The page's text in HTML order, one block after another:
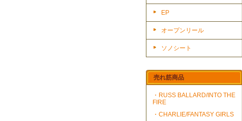
EP
オープンリール
ソノシート
売れ筋商品
・RUSS BALLARD/INTO THE
FIRE
・CHARLIE/FANTASY GIRLS